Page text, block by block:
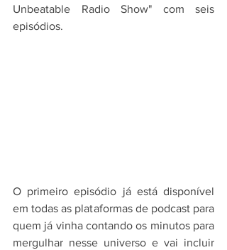
Unbeatable Radio Show" com seis
episódios.
O primeiro episódio já está disponível
em todas as plataformas de podcast para
quem já vinha contando os minutos para
mergulhar nesse universo e vai incluir